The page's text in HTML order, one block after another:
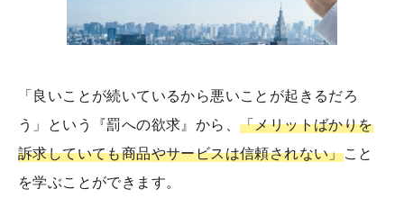
「良いことが続いているから悪いことが起きるだろ
う」という『罰への欲求』から、 「メリットばかりを
訴求していても商品やサービスは信頼されない」こと
を学ぶことができます。